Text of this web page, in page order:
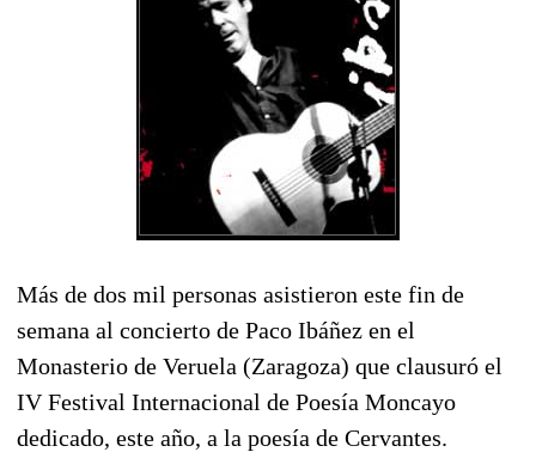
Más de dos mil personas asistieron este fin de
semana al concierto de Paco Ibáñez en el
Monasterio de Veruela (Zaragoza) que clausuró el
IV Festival Internacional de Poesía Moncayo
dedicado, este año, a la poesía de Cervantes.